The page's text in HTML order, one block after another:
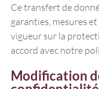
Ce transfert de
garanties, mesures
vigueur sur la
accord avec notre
Modification